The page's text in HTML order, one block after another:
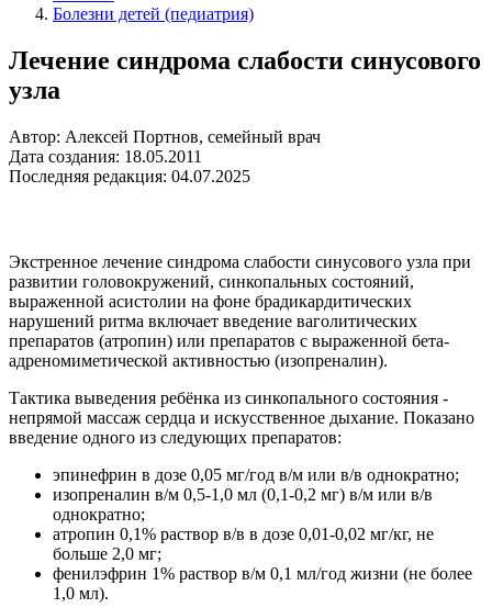
Болезни детей (педиатрия)
Лечение синдрома слабости синусового
узла
Автор: Алексей Портнов, семейный врач
Дата создания: 18.05.2011
Последняя редакция: 04.07.2025
Экстренное лечение синдрома слабости синусового узла при
развитии головокружений, синкопальных состояний,
выраженной асистолии на фоне брадикардитических
нарушений ритма включает введение ваголитических
препаратов (атропин) или препаратов с выраженной бета-
адреномиметической активностью (изопреналин).
Тактика выведения ребёнка из синкопального состояния -
непрямой массаж сердца и искусственное дыхание. Показано
введение одного из следующих препаратов:
эпинефрин в дозе 0,05 мг/год в/м или в/в однократно;
изопреналин в/м 0,5-1,0 мл (0,1-0,2 мг) в/м или в/в
однократно;
атропин 0,1% раствор в/в в дозе 0,01-0,02 мг/кг, не
больше 2,0 мг;
фенилэфрин 1% раствор в/м 0,1 мл/год жизни (не более
1,0 мл).